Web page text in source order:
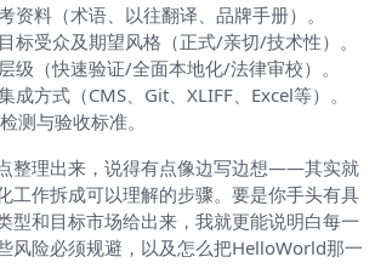
资料（术语、以往翻译、品牌手册）。
标受众及期望风格（正式/亲切/技术性）。
级（快速验证/全面本地化/法律审校）。
成方式（CMS、Git、XLIFF、Excel等）。
测与验收标准。
整理出来，说得有点像边写边想——其实就
工作拆成可以理解的步骤。要是你手头有具
型和目标市场给出来，我就更能说明白每一
风险必须规避，以及怎么把HelloWorld那一